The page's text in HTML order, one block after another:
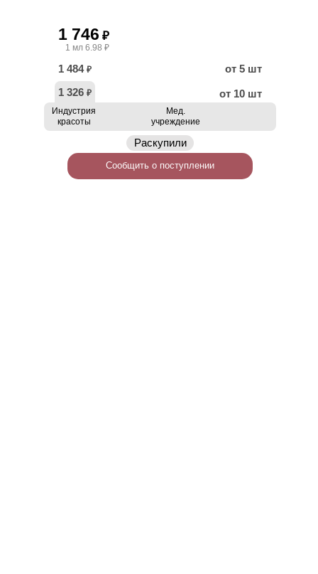
1 746 ₽
1 мл 6.98 ₽
1 484 ₽
от 5 шт
1 326 ₽ от 10 шт
Индустрия
красоты
Мед.
учреждение
Раскупили
Сообщить о поступлении